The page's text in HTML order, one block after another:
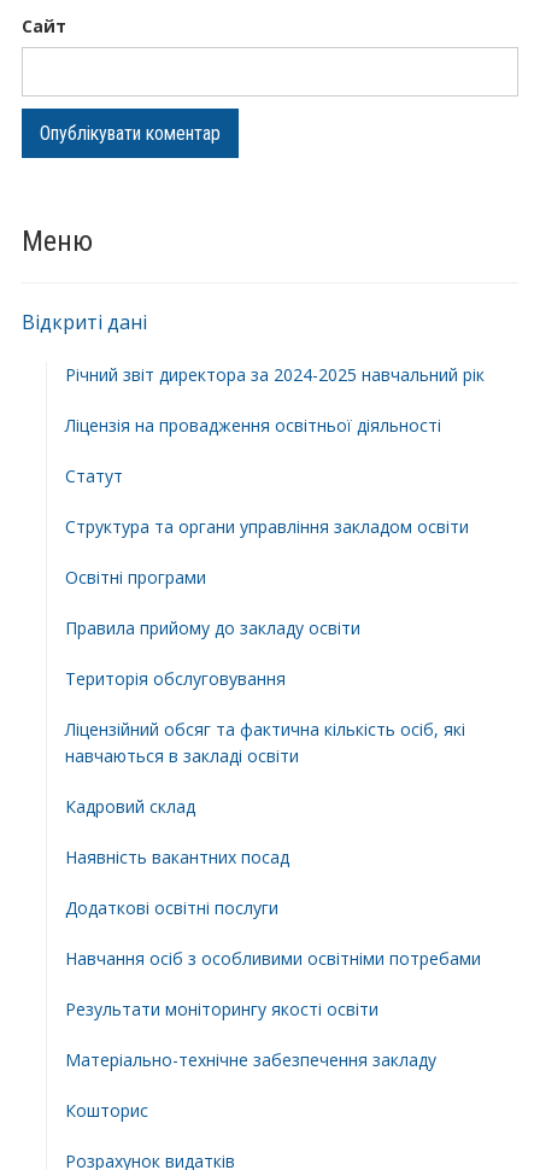
Меню
Відкриті дані
Річний звіт директора за 2024-2025 навчальний рік
Ліцензія на провадження освітньої діяльності
Статут
Структура та органи управління закладом освіти
Освiтнi програми
Правила прийому до закладу освіти
Територiя обслуговування
Ліцензійний обсяг та фактична кількість осіб, які
навчаються в закладі освіти
Кадровий склад
Наявність вакантних посад
Додатковi освiтнi послуги
Навчання осіб з особливими освітніми потребами
Результати моніторингу якості освіти
Матеріально-технічне забезпечення закладу
Кошторис
Розрахунок видатків
Сайт